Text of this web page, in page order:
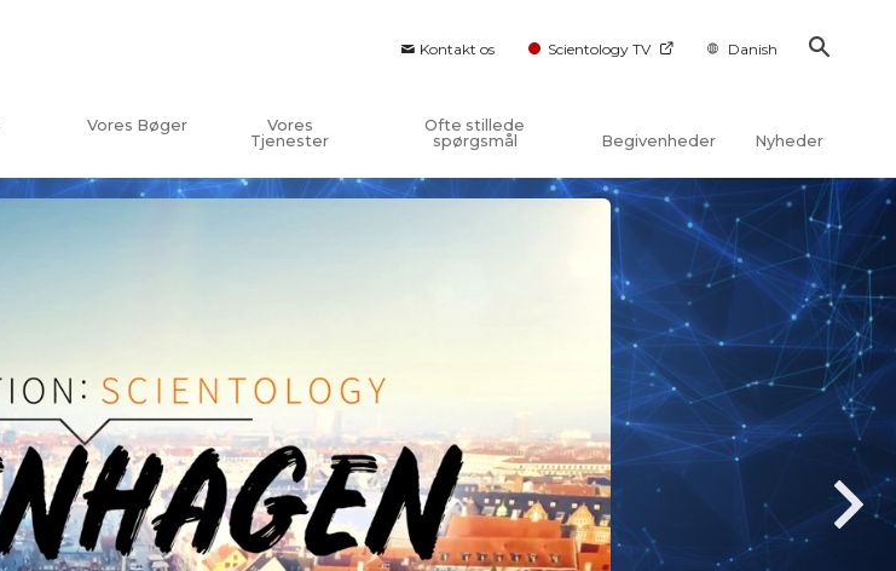
Kontakt os Scientology TV Danish
Vores Bøger
Vores
Tjenester
Ofte stillede
spørgsmål
Begivenheder Nyheder